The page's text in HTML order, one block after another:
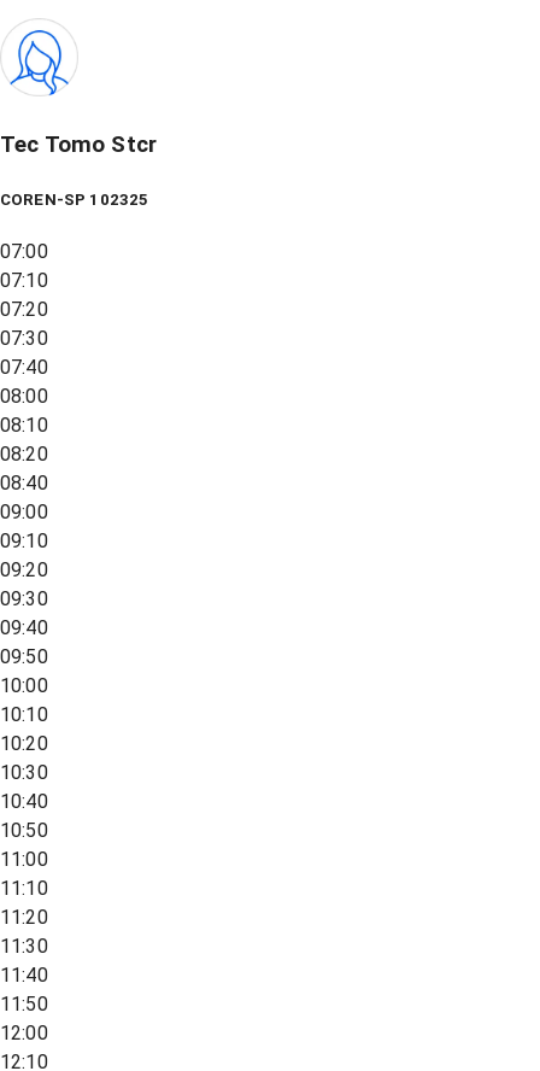
Tec Tomo Stcr
COREN-SP 102325
07:00
07:10
07:20
07:30
07:40
08:00
08:10
08:20
08:40
09:00
09:10
09:20
09:30
09:40
09:50
10:00
10:10
10:20
10:30
10:40
10:50
11:00
11:10
11:20
11:30
11:40
11:50
12:00
12:10